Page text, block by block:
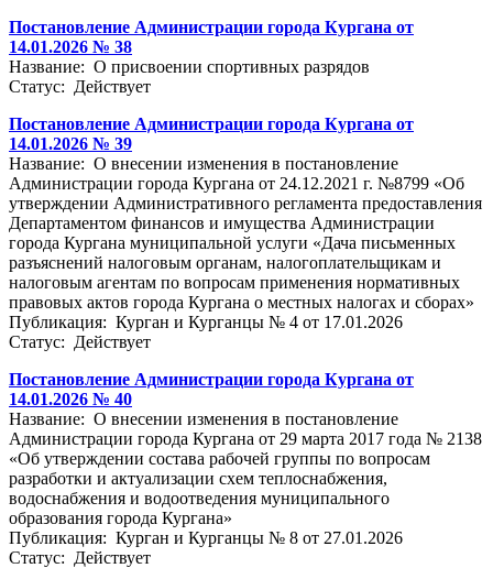
Постановление Администрации города Кургана от
14.01.2026 № 38
Название: О присвоении спортивных разрядов
Статус: Действует
Постановление Администрации города Кургана от
14.01.2026 № 39
Название: О внесении изменения в постановление
Администрации города Кургана от 24.12.2021 г. №8799 «Об
утверждении Административного регламента предоставления
Департаментом финансов и имущества Администрации
города Кургана муниципальной услуги «Дача письменных
разъяснений налоговым органам, налогоплательщикам и
налоговым агентам по вопросам применения нормативных
правовых актов города Кургана о местных налогах и сборах»
Публикация: Курган и Курганцы № 4 от 17.01.2026
Статус: Действует
Постановление Администрации города Кургана от
14.01.2026 № 40
Название: О внесении изменения в постановление
Администрации города Кургана от 29 марта 2017 года № 2138
«Об утверждении состава рабочей группы по вопросам
разработки и актуализации схем теплоснабжения,
водоснабжения и водоотведения муниципального
образования города Кургана»
Публикация: Курган и Курганцы № 8 от 27.01.2026
Статус: Действует